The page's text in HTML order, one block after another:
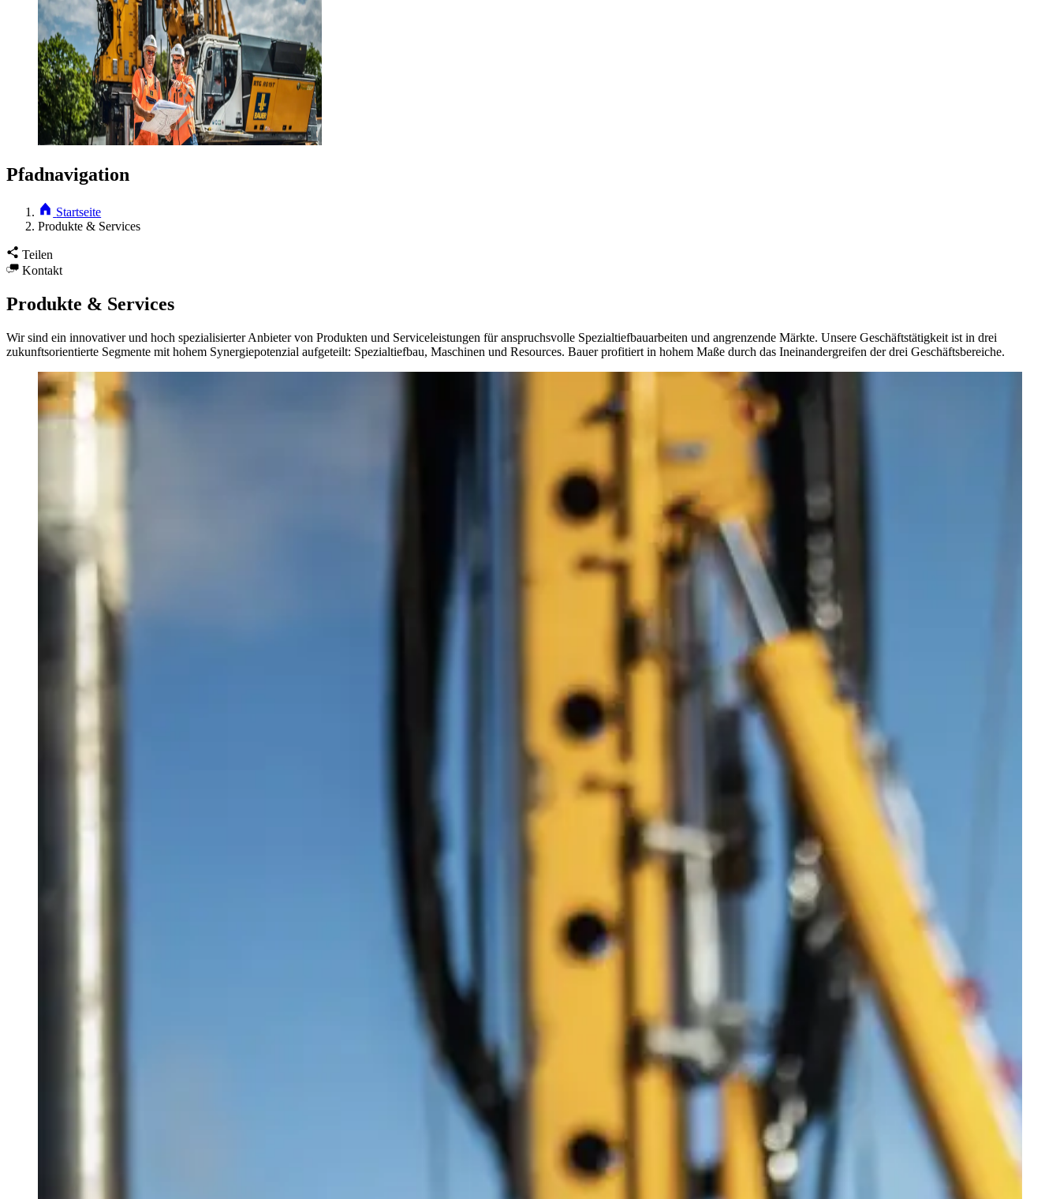
Pfadnavigation
Startseite
Produkte & Services
Teilen
Kontakt
Produkte & Services
Wir sind ein innovativer und hoch spezialisierter Anbieter von Produkten und Serviceleistungen für anspruchsvolle Spezialtiefbauarbeiten und angrenzende Märkte. Unsere Geschäftstätigkeit ist in drei
zukunftsorientierte Segmente mit hohem Synergiepotenzial aufgeteilt: Spezialtiefbau, Maschinen und Resources. Bauer profitiert in hohem Maße durch das Ineinandergreifen der drei Geschäftsbereiche.